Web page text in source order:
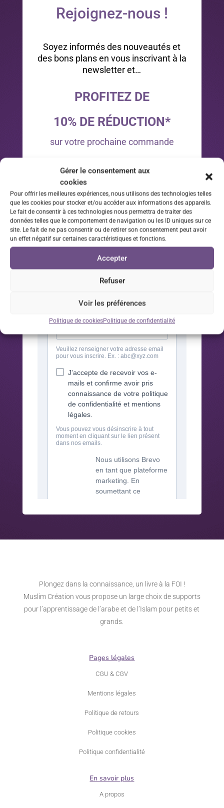
Gérer le consentement aux
cookies
Pour offrir les meilleures expériences, nous utilisons des technologies telles
que les cookies pour stocker et/ou accéder aux informations des appareils.
Le fait de consentir à ces technologies nous permettra de traiter des
données telles que le comportement de navigation ou les ID uniques sur ce
site. Le fait de ne pas consentir ou de retirer son consentement peut avoir
un effet négatif sur certaines caractéristiques et fonctions.
Accepter
Refuser
Voir les préférences
Politique de cookiesPolitique de confidentialité
Rejoignez-nous !
Soyez informés des nouveautés et
des bons plans en vous inscrivant à la
newsletter et…
PROFITEZ DE
10% DE RÉDUCTION*
sur votre prochaine commande
*Offre valable 30 jours à compter de la date d’inscription
à la newsletter sur votre prochaine commande.
Plongez dans la connaissance, un livre à la FOI !
Muslim Création vous propose un large choix de supports
pour l’apprentissage de l’arabe et de l’Islam pour petits et
grands.
Pages légales
CGU & CGV
Mentions légales
Politique de retours
Politique cookies
Politique confidentialité
En savoir plus
A propos